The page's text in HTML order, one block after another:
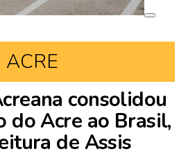
ACRE
consolidou
do Acre ao Brasil,
de Assis